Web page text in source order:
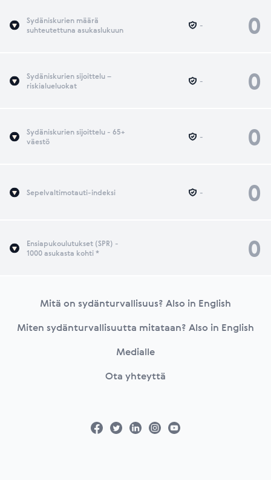
Sydäniskurien määrä
suhteutettuna asukaslukuun
0
-
Sydäniskurien sijoittelu –
riskialueluokat
0
-
Sydäniskurien sijoittelu - 65+
väestö
0
-
Sepelvaltimotauti-indeksi 0
-
Ensiapukoulutukset (SPR) -
1000 asukasta kohti *
0
Mitä on sydänturvallisuus? Also in English
Miten sydänturvallisuutta mitataan? Also in English
Medialle
Ota yhteyttä